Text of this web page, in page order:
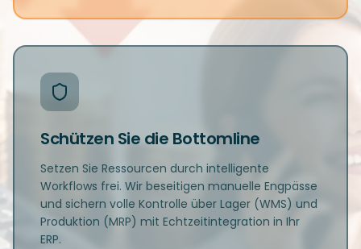
Schützen Sie die Bottomline
Setzen Sie Ressourcen durch intelligente
Workflows frei. Wir beseitigen manuelle Engpässe
und sichern volle Kontrolle über Lager (WMS) und
Produktion (MRP) mit Echtzeitintegration in Ihr
ERP.